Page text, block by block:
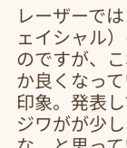
レーザーで
ェイシャル
のですが、
か良くなっ
印象。発表
ジワがが少